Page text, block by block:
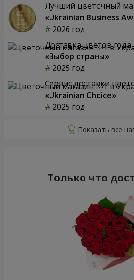
Лучший цветочный
«Ukrainian Business
2026 год
Доставка цветов года
«Выбор страны»
2025 год
Сервис доставки
«Ukrainian Choice»
2025 год
Только что